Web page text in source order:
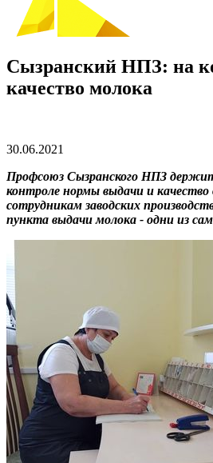
Сызранский НПЗ: на
качество молока
30.06.2021
Профсоюз Сызранского НПЗ
контроле нормы выдачи и качество
сотрудникам заводских
пункта выдачи молока - одни из